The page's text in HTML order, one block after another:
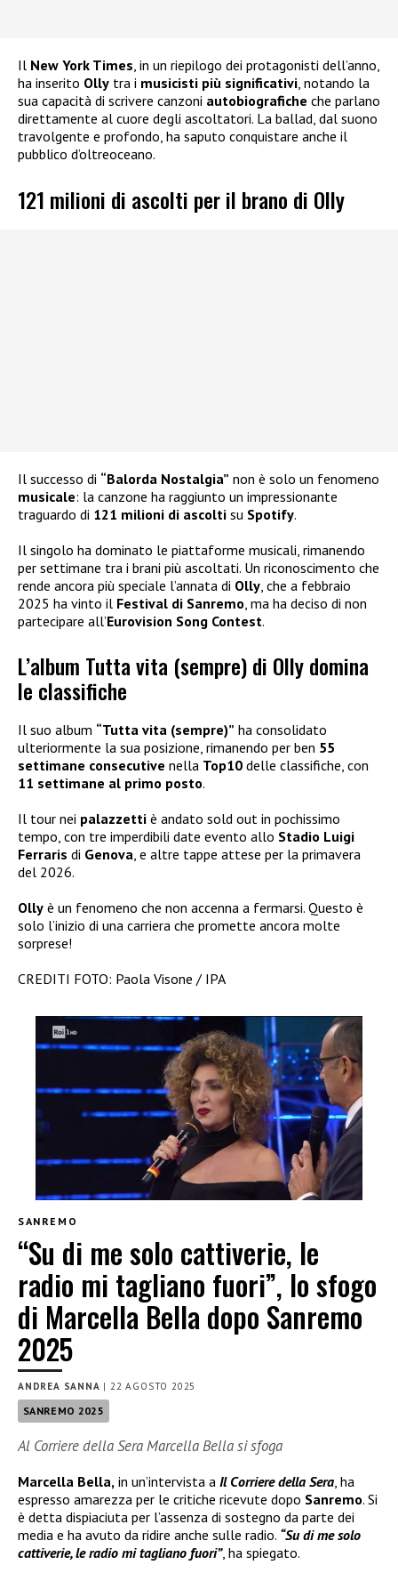
Il New York Times, in un riepilogo dei protagonisti dell’anno,
ha inserito Olly tra i musicisti più significativi, notando la
sua capacità di scrivere canzoni autobiografiche che parlano
direttamente al cuore degli ascoltatori. La ballad, dal suono
travolgente e profondo, ha saputo conquistare anche il
pubblico d’oltreoceano.
121 milioni di ascolti per il brano di Olly
Il successo di “Balorda Nostalgia” non è solo un fenomeno
musicale: la canzone ha raggiunto un impressionante
traguardo di 121 milioni di ascolti su Spotify.
Il singolo ha dominato le piattaforme musicali, rimanendo
per settimane tra i brani più ascoltati. Un riconoscimento che
rende ancora più speciale l’annata di Olly , che a febbraio
2025 ha vinto il Festival di Sanremo , ma ha deciso di non
partecipare all’Eurovision Song Contest.
L’album Tutta vita (sempre) di Olly domina
le classifiche
Il suo album “Tutta vita (sempre)” ha consolidato
ulteriormente la sua posizione, rimanendo per ben 55
settimane consecutive nella Top10 delle classifiche, con
11 settimane al primo posto.
Il tour nei palazzetti è andato sold out in pochissimo
tempo, con tre imperdibili date evento allo Stadio Luigi
Ferraris di Genova, e altre tappe attese per la primavera
del 2026.
Olly è un fenomeno che non accenna a fermarsi. Questo è
solo l’inizio di una carriera che promette ancora molte
sorprese!
CREDITI FOTO: Paola Visone / IPA
SANREMO
“Su di me solo cattiverie, le
radio mi tagliano fuori”, lo sfogo
di Marcella Bella dopo Sanremo
2025
ANDREA SANNA | 22 AGOSTO 2025
SANREMO 2025
Al Corriere della Sera Marcella Bella si sfoga
Marcella Bella, in un’intervista a Il Corriere della Sera, ha
espresso amarezza per le critiche ricevute dopo Sanremo. Si
è detta dispiaciuta per l’assenza di sostegno da parte dei
media e ha avuto da ridire anche sulle radio. “Su di me solo
cattiverie, le radio mi tagliano fuori”, ha spiegato.